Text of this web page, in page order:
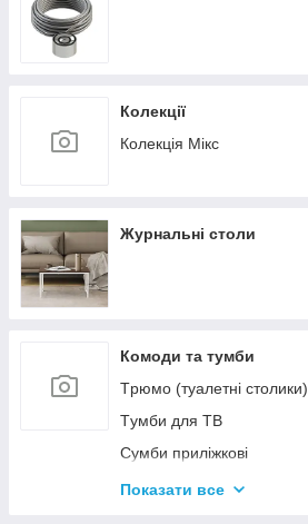
Колекції
Колекція Мікс
Журнальні столи
Комоди та тумби
Tрюмо (туалетні столики)
Tумби для ТВ
Сумби приліжкові
Комоди
Показати все